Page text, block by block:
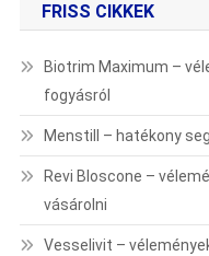
FRISS CIKKEK
Biotrim Maximum –
fogyásról
Menstill – hatékony
Revi Bloscone –
vásárolni
Vesselivit –